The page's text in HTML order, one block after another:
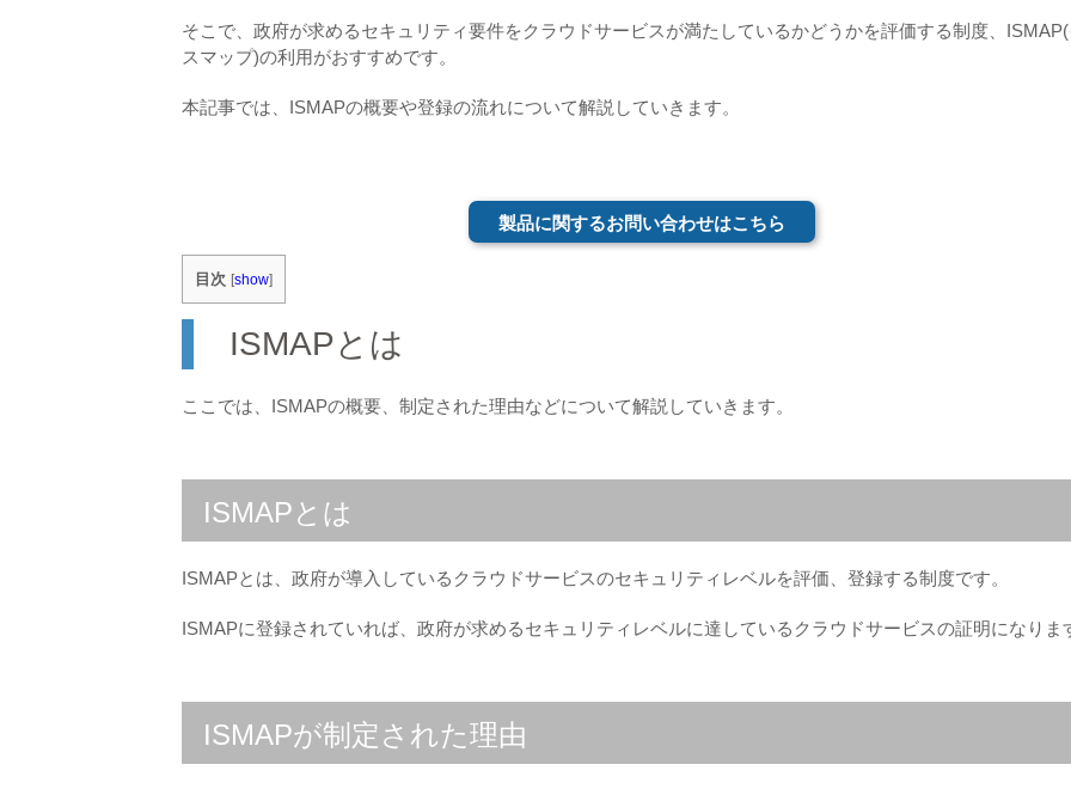
そこで、政府が求めるセキュリティ要件をクラウドサービスが満たしているかどうかを評価する制度、
スマップ)の利用がおすすめです。
本記事では、ISMAPの概要や登録の流れについて解説していきます。
製品に関するお問い合わせはこちら
目次 [show]
ISMAPとは
ここでは、ISMAPの概要、制定された理由などについて解説していきます。
ISMAPとは
ISMAPとは、政府が導入しているクラウドサービスのセキュリティレベルを評価、登録する制度です。
ISMAPに登録されていれば、政府が求めるセキュリティレベルに達しているクラウドサービスの証明になりま
ISMAPが制定された理由